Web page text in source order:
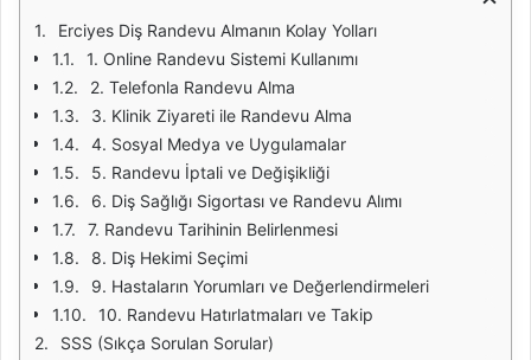
Erciyes Diş Randevu Almanın Kolay Yolları
1. Online Randevu Sistemi Kullanımı
2. Telefonla Randevu Alma
3. Klinik Ziyareti ile Randevu Alma
4. Sosyal Medya ve Uygulamalar
5. Randevu İptali ve Değişikliği
6. Diş Sağlığı Sigortası ve Randevu Alımı
7. Randevu Tarihinin Belirlenmesi
8. Diş Hekimi Seçimi
9. Hastaların Yorumları ve Değerlendirmeleri
10. Randevu Hatırlatmaları ve Takip
SSS (Sıkça Sorulan Sorular)